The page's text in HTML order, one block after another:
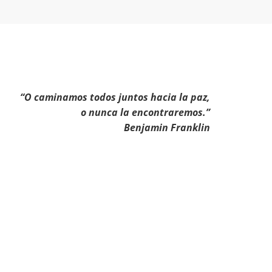
“O caminamos todos juntos hacia la paz,
o nunca la encontraremos.”
Benjamin Franklin